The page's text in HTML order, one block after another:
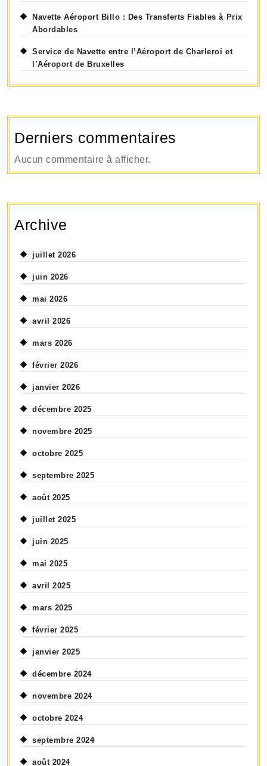
Navette Aéroport Billo : Des Transferts Fiables à Prix
Abordables
Service de Navette entre l’Aéroport de Charleroi et
l’Aéroport de Bruxelles
Derniers commentaires
Aucun commentaire à afficher.
Archive
juillet 2026
juin 2026
mai 2026
avril 2026
mars 2026
février 2026
janvier 2026
décembre 2025
novembre 2025
octobre 2025
septembre 2025
août 2025
juillet 2025
juin 2025
mai 2025
avril 2025
mars 2025
février 2025
janvier 2025
décembre 2024
novembre 2024
octobre 2024
septembre 2024
août 2024